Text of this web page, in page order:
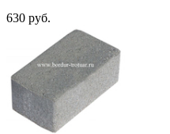
630 руб.